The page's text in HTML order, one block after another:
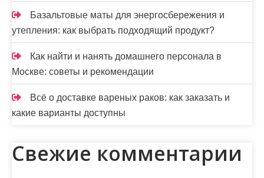
Базальтовые маты для энергосбережения и
утепления: как выбрать подходящий продукт?
Как найти и нанять домашнего персонала в
Москве: советы и рекомендации
Всё о доставке вареных раков: как заказать и
какие варианты доступны
Свежие комментарии